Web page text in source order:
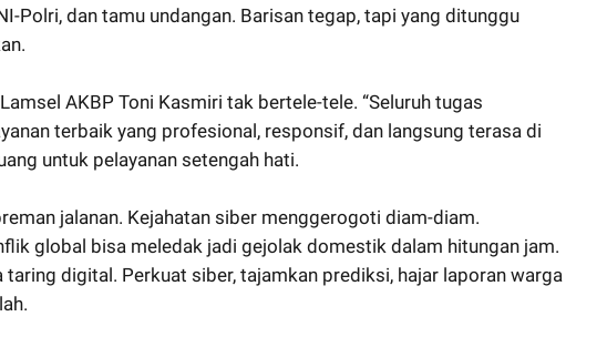
Polri, dan tamu undangan. Barisan tegap, tapi yang ditunggu
AKBP Toni Kasmiri tak bertele-tele. “Seluruh tugas
terbaik yang profesional, responsif, dan langsung terasa di
untuk pelayanan setengah hati.
jalanan. Kejahatan siber menggerogoti diam-diam.
global bisa meledak jadi gejolak domestik dalam hitungan jam.
taring digital. Perkuat siber, tajamkan prediksi, hajar laporan warga